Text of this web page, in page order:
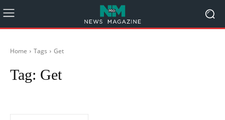
Home Tags Get
Tag: Get